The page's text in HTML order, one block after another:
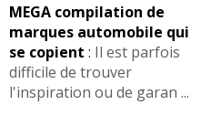
MEGA compilation de
marques automobile qui
se copient : Il est parfois
difficile de trouver
l'inspiration ou de garan ...